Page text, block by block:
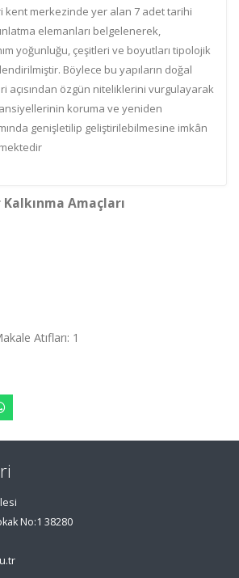
kent merkezinde yer alan 7 adet tarihi
elemanları belgelenerek,
yoğunluğu, çeşitleri ve boyutları tipolojik
Böylece bu yapıların doğal
açısından özgün niteliklerini vurgulayarak
koruma ve yeniden
genişletilip geliştirilebilmesine imkân
Amaçları
Atıfları: 1
No:1 38280